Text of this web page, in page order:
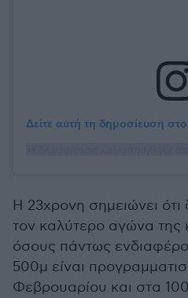
Δείτε αυτή τη δημοσίευση
Η 23χρονη σημειώνει ότι
τον καλύτερο αγώνα της
όσους πάντως
500μ είναι
Φεβρουαρίου και στα